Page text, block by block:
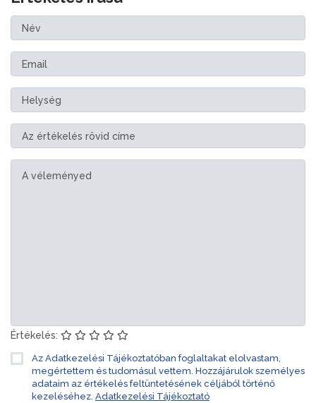
Értékelés:
Az Adatkezelési Tájékoztatóban foglaltakat elolvastam,
megértettem és tudomásul vettem. Hozzájárulok személyes
adataim az értékelés feltüntetésének céljából történő
kezeléséhez. Adatkezelési Tájékoztató